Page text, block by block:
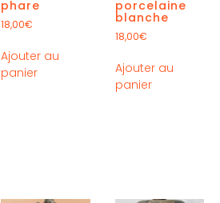
phare
18,00€
Ajouter au
panier
porcelaine
blanche
18,00€
Ajouter au
panier